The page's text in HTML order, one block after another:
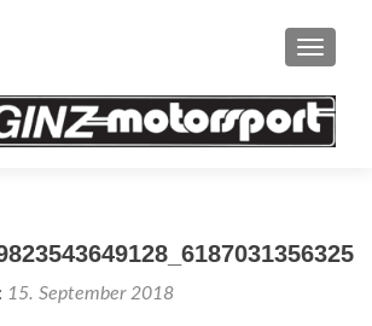
15. September 2018